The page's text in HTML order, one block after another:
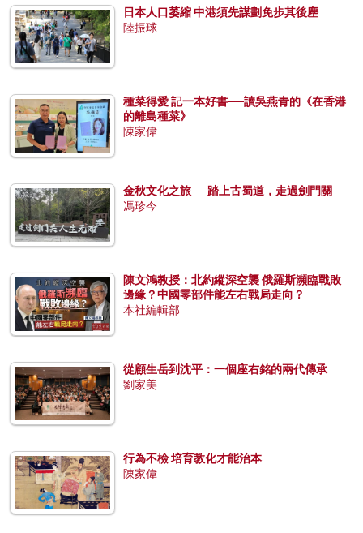
日本人口萎縮 中港須先謀劃免步其後塵
陸振球
種菜得愛 記一本好書──讀吳燕青的《在香港
的離島種菜》
陳家偉
金秋文化之旅──踏上古蜀道，走過劍門關
馮珍今
陳文鴻教授：北約縱深空襲 俄羅斯瀕臨戰敗
邊緣？中國零部件能左右戰局走向？
本社編輯部
從顧生岳到沈平：一個座右銘的兩代傳承
劉家美
行為不檢 培育教化才能治本
陳家偉